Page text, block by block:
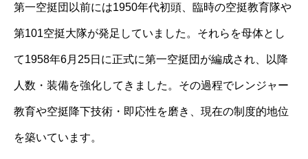
第一空挺団以前には1950年代初頭、臨時の空挺教育隊や
第101空挺大隊が発足していました。それらを母体とし
て1958年6月25日に正式に第一空挺団が編成され、以降
人数・装備を強化してきました。その過程でレンジャー
教育や空挺降下技術・即応性を磨き、現在の制度的地位
を築いています。